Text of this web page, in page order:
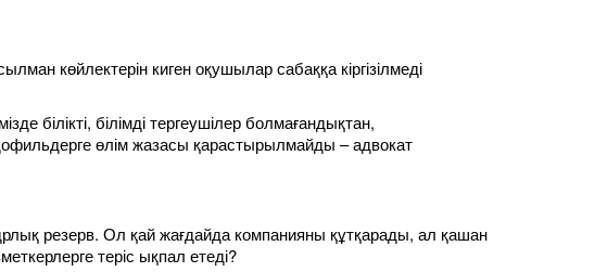
көйлектерін киген оқушылар сабаққа кіргізілмеді
білікті, білімді тергеушілер болмағандықтан,
өлім жазасы қарастырылмайды – адвокат
резерв. Ол қай жағдайда компанияны құтқарады, ал қашан
теріс ықпал етеді?